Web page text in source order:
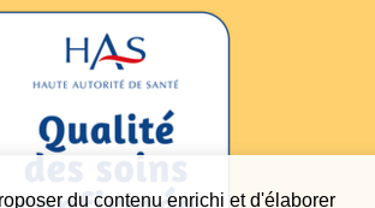
du contenu enrichi et d'élaborer